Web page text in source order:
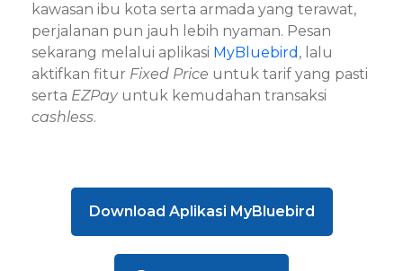
kawasan ibu kota serta armada yang terawat,
perjalanan pun jauh lebih nyaman. Pesan
sekarang melalui aplikasi MyBluebird , lalu
aktifkan fitur Fixed Price untuk tarif yang pasti
serta EZPay untuk kemudahan transaksi
cashless.
Download Aplikasi MyBluebird